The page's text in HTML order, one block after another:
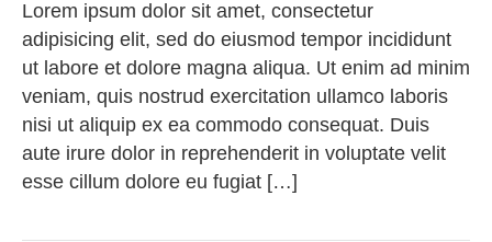
Lorem ipsum dolor sit amet, consectetur
adipisicing elit, sed do eiusmod tempor incididunt
ut labore et dolore magna aliqua. Ut enim ad minim
veniam, quis nostrud exercitation ullamco laboris
nisi ut aliquip ex ea commodo consequat. Duis
aute irure dolor in reprehenderit in voluptate velit
esse cillum dolore eu fugiat […]